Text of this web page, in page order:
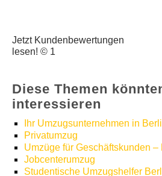
Jetzt Kundenbewertungen
lesen! © 1
Diese Themen
interessieren
Ihr Umzugsunternehmen in
Privatumzug
Umzüge für Geschäftskunden –
Jobcenterumzug
Studentische Umzugshelfer